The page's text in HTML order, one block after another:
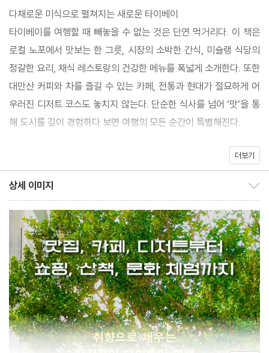
사에 맞춰 타이베이를 탐험하도록 돕는다. 모든 장소에는 구글 지도
와 상점 홈페이지로 연결되는 QR코드가 수록되어 책 한 권만으로
도 여행이 한층 편리해진다.
맛보고, 경험하고, 기록하며 나만의 방식으로 즐기는 여정. 그리고
지금 가장 감각적이고 타이베이다운 장소를 담은 「취향 가득, 타이
베이」는 타이베이를 처음 찾는 이에게는 설렘을, 여러 번 다녀온 이
에게는 새로운 발견을 선물한다.
다채로운 미식으로 펼쳐지는 새로운 타이베이
타이베이를 여행할 때 빼놓을 수 없는 것은 단연 먹거리다. 이 책은
로컬 노포에서 맛보는 한 그릇, 시장의 소박한 간식, 미슐랭 식당의
정갈한 요리, 채식 레스토랑의 건강한 메뉴를 폭넓게 소개한다. 또한
대만산 커피와 차를 즐길 수 있는 카페, 전통과 현대가 절묘하게 어
우러진 디저트 코스도 놓치지 않는다. 단순한 식사를 넘어 ‘맛’을 통
해 도시를 깊이 경험하다 보면 여행의 모든 순간이 특별해진다.
문화 공간, 산책길, 힙 플레이스, 포토 스폿으로 즐기는 도시 활용법
숍, 공연장 같은 서브컬처를 다루는 공간부터 미술관과 갤러리의 전
시까지, 평범한 거리에 특색 있는 문화가 자연스럽게 녹아 있다. 푸
르른 도심 공원과 숲길을 걸으며 여유를 만끽하고, 때로는 탐조 활동
을 통해 도시와 자연이 어우러지는 색다른 장면을 만나기도 한다.
자연을 즐겼다면 이제는 여행을 기록할 차례. 도시 곳곳에는 사진으
로 남기고 싶은 풍경이 숨어 있다. 화려한 야경, 드라마와 뮤직비디
오의 배경, 대만풍 골목의 정취 등 타이베이다운 순간을 간직할 수
있는 포토 스폿이 기다리고 있다.
더보기
상세 이미지